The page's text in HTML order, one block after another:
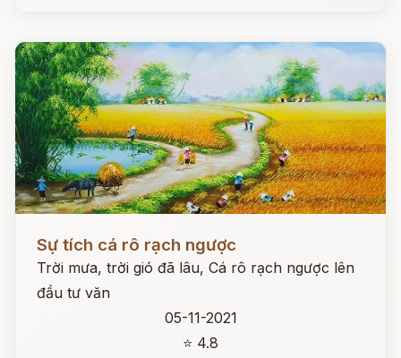
Sự tích cá rô rạch ngược
Trời mưa, trời gió đã lâu, Cá rô rạch ngược lên
đầu tư văn
05-11-2021
⭐ 4.8